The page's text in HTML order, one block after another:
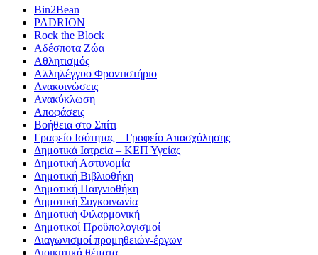
Bin2Bean
PADRION
Rock the Block
Αδέσποτα Ζώα
Αθλητισμός
Αλληλέγγυο Φροντιστήριο
Ανακοινώσεις
Ανακύκλωση
Αποφάσεις
Βοήθεια στο Σπίτι
Γραφείο Ισότητας – Γραφείο Απασχόλησης
Δημοτικά Ιατρεία – ΚΕΠ Υγείας
Δημοτική Αστυνομία
Δημοτική Βιβλιοθήκη
Δημοτική Παιγνιοθήκη
Δημοτική Συγκοινωνία
Δημοτική Φιλαρμονική
Δημοτικοί Προϋπολογισμοί
Διαγωνισμοί προμηθειών-έργων
Διοικητικά θέματα